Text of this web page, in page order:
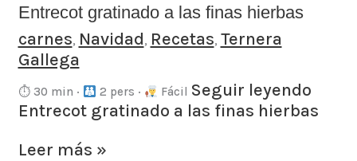
Entrecot gratinado a las finas hierbas
carnes, Navidad, Recetas, Ternera
Gallega
⏱ 30 min · 2 pers · Fácil Seguir leyendo
Entrecot gratinado a las finas hierbas
Leer más »